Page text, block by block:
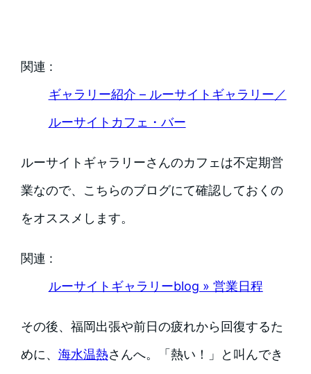
関連 :
ギャラリー紹介 – ルーサイトギャラリー／
ルーサイトカフェ・バー
ルーサイトギャラリーさんのカフェは不定期営
業なので、こちらのブログにて確認しておくの
をオススメします。
関連 :
ルーサイトギャラリーblog » 営業日程
その後、福岡出張や前日の疲れから回復するた
めに、 海水温熱さんへ。「熱い！」と叫んでき